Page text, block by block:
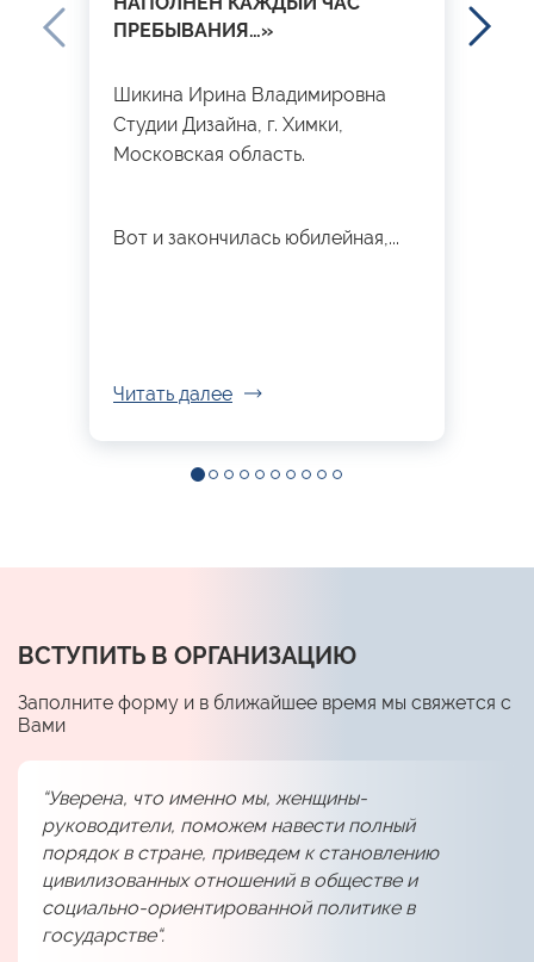
ПРЕБЫВАНИЯ…»
Шикина Ирина Владимировна
Студии Дизайна, г. Химки,
Московская область.
Вот и закончилась юбилейная,...
Читать далее
ВСТУПИТЬ В ОРГАНИЗАЦИЮ
Заполните форму и в ближайшее время мы свяжется с
Вами
“Уверена, что именно мы, женщины-
руководители, поможем навести полный
порядок в стране, приведем к становлению
цивилизованных отношений в обществе и
социально-ориентированной политике в
государстве“.